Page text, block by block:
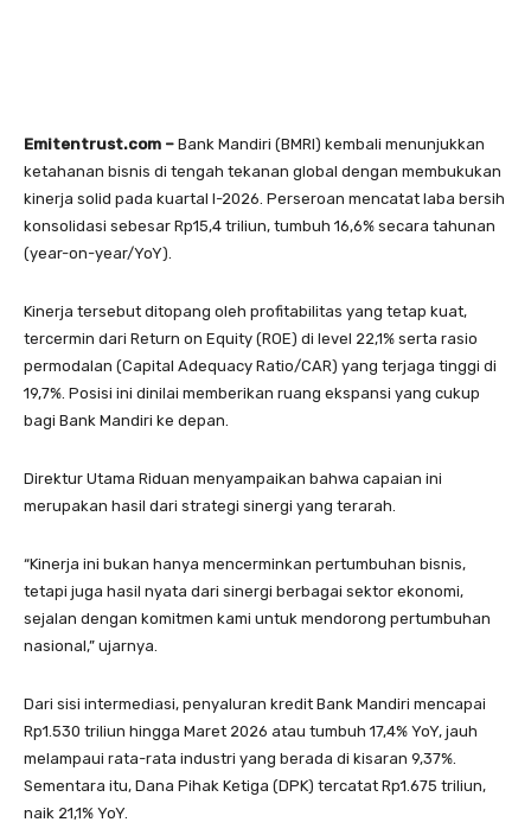
Emitentrust.com – Bank Mandiri (BMRI) kembali menunjukkan
ketahanan bisnis di tengah tekanan global dengan membukukan
kinerja solid pada kuartal I-2026. Perseroan mencatat laba bersih
konsolidasi sebesar Rp15,4 triliun, tumbuh 16,6% secara tahunan
(year-on-year/YoY).
Kinerja tersebut ditopang oleh profitabilitas yang tetap kuat,
tercermin dari Return on Equity (ROE) di level 22,1% serta rasio
permodalan (Capital Adequacy Ratio/CAR) yang terjaga tinggi di
19,7%. Posisi ini dinilai memberikan ruang ekspansi yang cukup
bagi Bank Mandiri ke depan.
Direktur Utama Riduan menyampaikan bahwa capaian ini
merupakan hasil dari strategi sinergi yang terarah.
“Kinerja ini bukan hanya mencerminkan pertumbuhan bisnis,
tetapi juga hasil nyata dari sinergi berbagai sektor ekonomi,
sejalan dengan komitmen kami untuk mendorong pertumbuhan
nasional,” ujarnya.
Dari sisi intermediasi, penyaluran kredit Bank Mandiri mencapai
Rp1.530 triliun hingga Maret 2026 atau tumbuh 17,4% YoY, jauh
melampaui rata-rata industri yang berada di kisaran 9,37%.
Sementara itu, Dana Pihak Ketiga (DPK) tercatat Rp1.675 triliun,
naik 21,1% YoY.